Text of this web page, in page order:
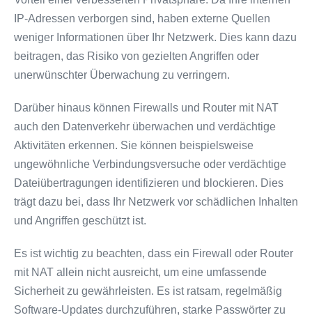
IP-Adressen verborgen sind, haben externe Quellen
weniger Informationen über Ihr Netzwerk. Dies kann dazu
beitragen, das Risiko von gezielten Angriffen oder
unerwünschter Überwachung zu verringern.
Darüber hinaus können Firewalls und Router mit NAT
auch den Datenverkehr überwachen und verdächtige
Aktivitäten erkennen. Sie können beispielsweise
ungewöhnliche Verbindungsversuche oder verdächtige
Dateiübertragungen identifizieren und blockieren. Dies
trägt dazu bei, dass Ihr Netzwerk vor schädlichen Inhalten
und Angriffen geschützt ist.
Es ist wichtig zu beachten, dass ein Firewall oder Router
mit NAT allein nicht ausreicht, um eine umfassende
Sicherheit zu gewährleisten. Es ist ratsam, regelmäßig
Software-Updates durchzuführen, starke Passwörter zu